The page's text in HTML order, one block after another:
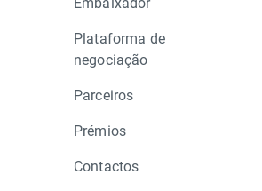
Plataforma de
negociação
Parceiros
Prémios
Contactos